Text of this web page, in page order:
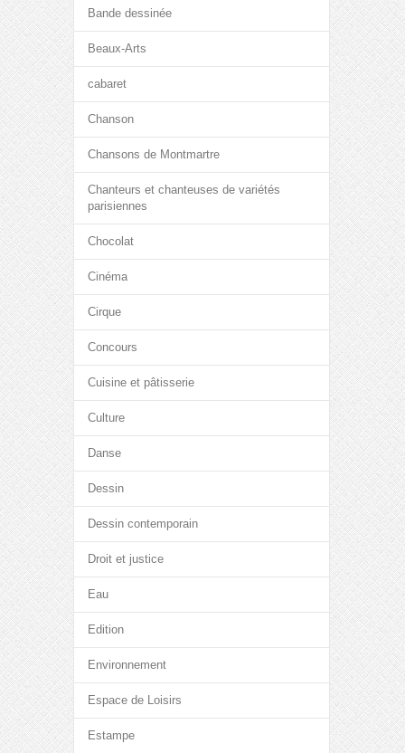
Bande dessinée
Beaux-Arts
cabaret
Chanson
Chansons de Montmartre
Chanteurs et chanteuses de variétés
parisiennes
Chocolat
Cinéma
Cirque
Concours
Cuisine et pâtisserie
Culture
Danse
Dessin
Dessin contemporain
Droit et justice
Eau
Edition
Environnement
Espace de Loisirs
Estampe